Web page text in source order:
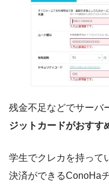
残金不足などでサーバ
ジットカードがおすす
学生でクレカを持って
決済ができるConoHa